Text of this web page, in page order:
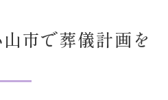
た効率的な葬儀準備につ
ための計画的な準備のす
市で葬儀計画を